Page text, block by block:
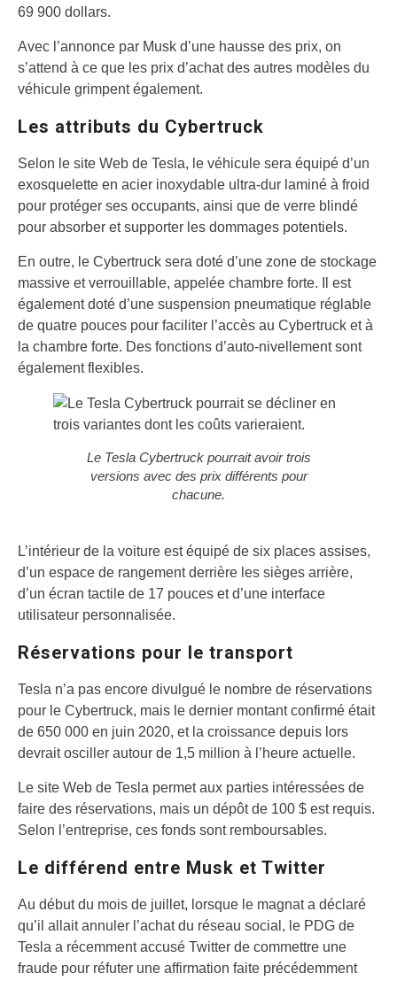
69 900 dollars.
Avec l’annonce par Musk d’une hausse des prix, on
s’attend à ce que les prix d’achat des autres modèles du
véhicule grimpent également.
Les attributs du Cybertruck
Selon le site Web de Tesla, le véhicule sera équipé d’un
exosquelette en acier inoxydable ultra-dur laminé à froid
pour protéger ses occupants, ainsi que de verre blindé
pour absorber et supporter les dommages potentiels.
En outre, le Cybertruck sera doté d’une zone de stockage
massive et verrouillable, appelée chambre forte. Il est
également doté d’une suspension pneumatique réglable
de quatre pouces pour faciliter l’accès au Cybertruck et à
la chambre forte. Des fonctions d’auto-nivellement sont
également flexibles.
Le Tesla Cybertruck pourrait avoir trois
versions avec des prix différents pour
chacune.
L’intérieur de la voiture est équipé de six places assises,
d’un espace de rangement derrière les sièges arrière,
d’un écran tactile de 17 pouces et d’une interface
utilisateur personnalisée.
Réservations pour le transport
Tesla n’a pas encore divulgué le nombre de réservations
pour le Cybertruck, mais le dernier montant confirmé était
de 650 000 en juin 2020, et la croissance depuis lors
devrait osciller autour de 1,5 million à l’heure actuelle.
Le site Web de Tesla permet aux parties intéressées de
faire des réservations, mais un dépôt de 100 $ est requis.
Selon l’entreprise, ces fonds sont remboursables.
Le différend entre Musk et Twitter
Au début du mois de juillet, lorsque le magnat a déclaré
qu’il allait annuler l’achat du réseau social, le PDG de
Tesla a récemment accusé Twitter de commettre une
fraude pour réfuter une affirmation faite précédemment